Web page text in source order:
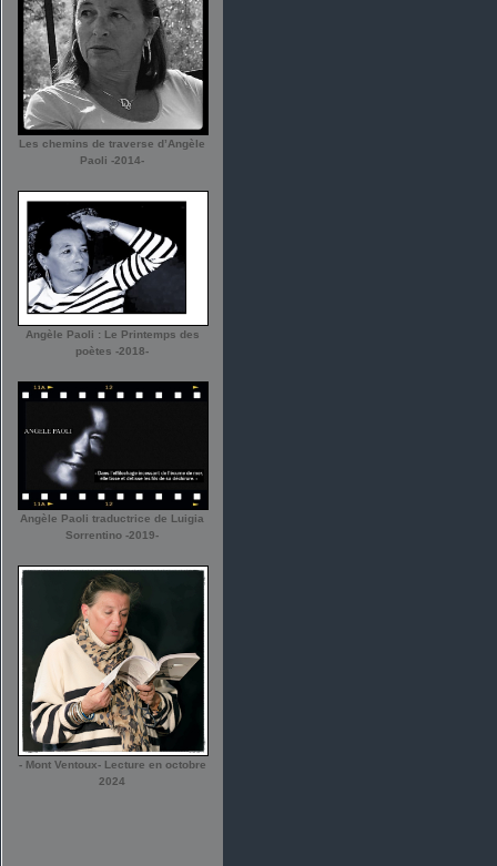
Les chemins de traverse d’Angèle
Paoli -2014-
Angèle Paoli : Le Printemps des
poètes -2018-
Angèle Paoli traductrice de Luigia
Sorrentino -2019-
- Mont Ventoux- Lecture en octobre
2024